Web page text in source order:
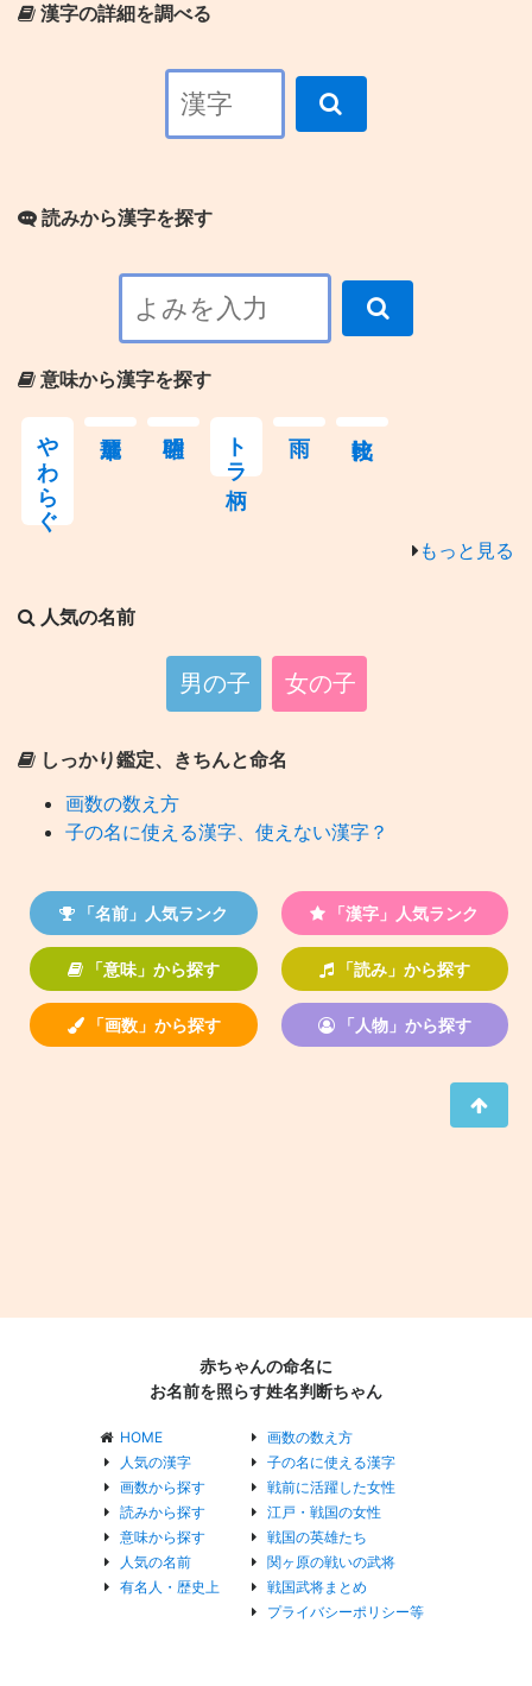
漢字の詳細を調べる
読みから漢字を探す
意味から漢字を探す
やわらぐ トラ柄
もっと見る
人気の名前
男の子 女の子
しっかり鑑定、きちんと命名
画数の数え方
子の名に使える漢字、使えない漢字？
「名前」人気ランク 「漢字」人気ランク
「意味」から探す 「読み」から探す
「画数」から探す 「人物」から探す
赤ちゃんの命名に
お名前を照らす姓名判断ちゃん
HOME
人気の漢字
画数から探す
読みから探す
意味から探す
人気の名前
有名人・歴史上
画数の数え方
子の名に使える漢字
戦前に活躍した女性
江戸・戦国の女性
戦国の英雄たち
関ヶ原の戦いの武将
戦国武将まとめ
プライバシーポリシー等